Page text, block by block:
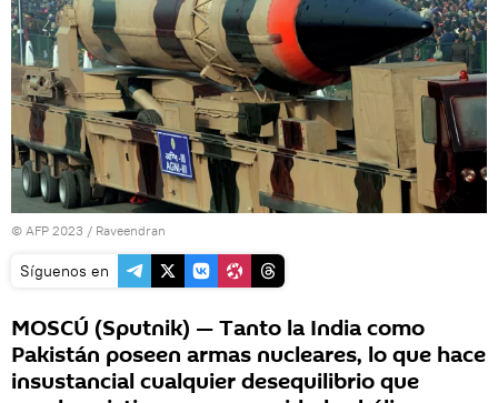
© AFP 2023 / Raveendran
Síguenos en
MOSCÚ (Sputnik) — Tanto la India como
Pakistán poseen armas nucleares, lo que hace
insustancial cualquier desequilibrio que